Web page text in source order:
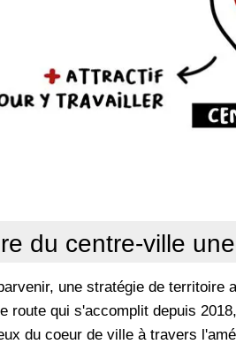
du centre-ville
une stratégie de territoire
route qui s'accomplit depuis
du coeur de ville à travers